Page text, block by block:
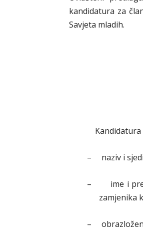
kandidatura za
Savjeta mladih.
Kandidatura za
– naziv i
–
ime i
zamjenika
–